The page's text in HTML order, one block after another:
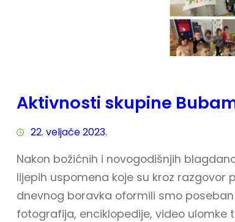
Aktivnosti skupine
22. veljače 2023.
Nakon božićnih i novogodišnjih
lijepih uspomena koje su kroz razgovor
dnevnog boravka oformili smo poseban
fotografija, enciklopedije, video